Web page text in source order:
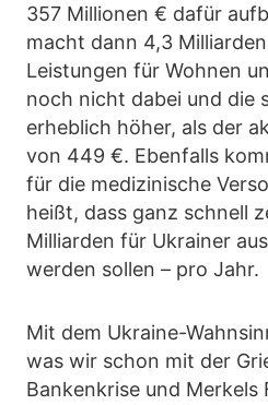
357 Millionen € dafür
macht dann 4,3
Leistungen für Wohnen
noch nicht dabei und die
erheblich höher, als der
von 449 €. Ebenfalls
für die medizinische
heißt, dass ganz schnell
Milliarden für Ukrainer
werden sollen – pro Jahr.
Mit dem Ukraine-
was wir schon mit der
Bankenkrise und Merkels